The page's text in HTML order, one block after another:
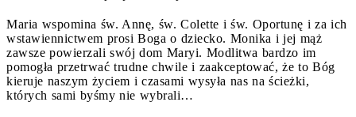
Maria wspomina św. Annę, św. Colette i św. Oportunę i za ich
wstawiennictwem prosi Boga o dziecko. Monika i jej mąż
zawsze powierzali swój dom Maryi. Modlitwa bardzo im
pomogła przetrwać trudne chwile i zaakceptować, że to Bóg
kieruje naszym życiem i czasami wysyła nas na ścieżki,
których sami byśmy nie wybrali…